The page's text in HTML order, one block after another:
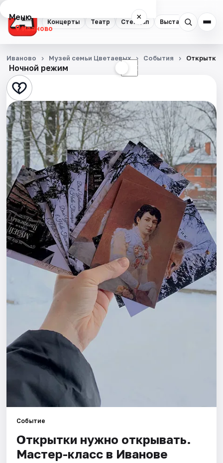
Концерты Театр Стендап Выставки Спорт
Меню ×
Иваново
Концерты
Театр
Стендап
Выставки
Спорт
События
Города
Площадки
Артисты
Рейтинги
Ночной режим ☾
Иваново Музей семьи Цветаевых События Открытки
Событие
Открытки нужно открывать.
Мастер-класс в Иванове